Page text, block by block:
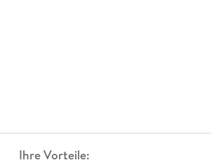
Ihre Vorteile: